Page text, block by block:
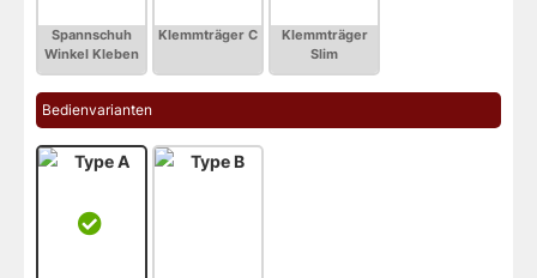
Bedienvarianten